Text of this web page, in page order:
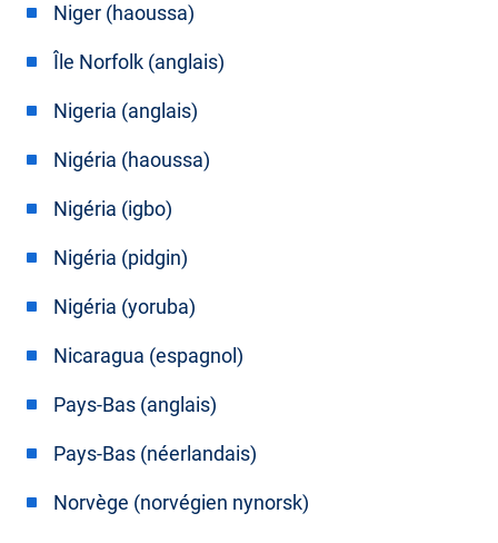
Niger (haoussa)
Île Norfolk (anglais)
Nigeria (anglais)
Nigéria (haoussa)
Nigéria (igbo)
Nigéria (pidgin)
Nigéria (yoruba)
Nicaragua (espagnol)
Pays-Bas (anglais)
Pays-Bas (néerlandais)
Norvège (norvégien nynorsk)